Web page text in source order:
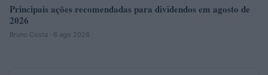
Principais ações recomendadas para dividendos em agosto de
2026
Bruno Costa · 6 ago 2026